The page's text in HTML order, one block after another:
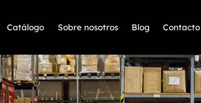
Catálogo Sobre nosotros Blog Contacto